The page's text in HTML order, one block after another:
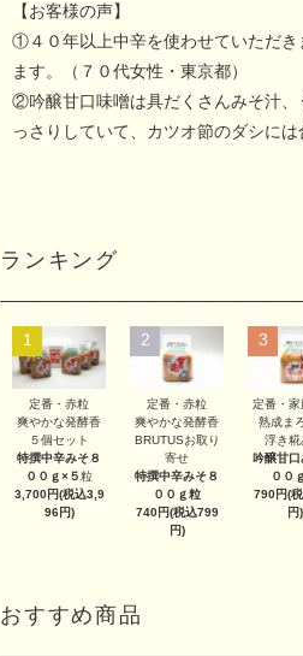
【お客様の声】
①４０年以上中辛を使わせていただき
ます。（７０代女性・東京都）
②吟醸甘口味噌は具だくさんみそ汁、
っさりしていて、カツオ節のダシに
ランキング
1
定番・赤粒
爽やかな発酵香
５個セット
特撰中辛みそ８
００ｇ×５粒
3,700円(税込3,9
96円)
2
定番・赤粒
爽やかな発酵香
BRUTUSお取り
寄せ
特撰中辛みそ８
００ｇ粒
740円(税込799
円)
3
定番・家
熟成ま
浮き糀
吟醸甘口
００ｇ
790円(
円)
おすすめ商品